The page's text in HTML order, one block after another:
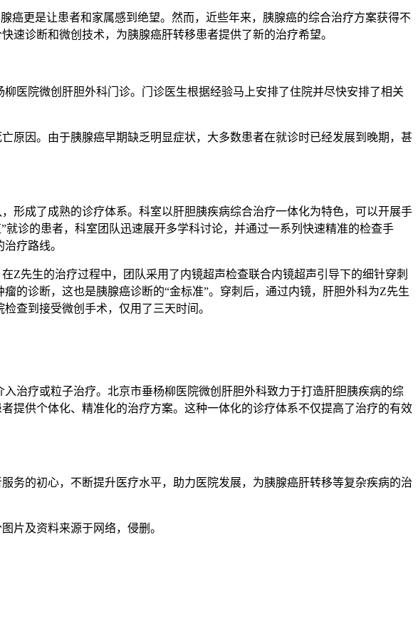
癌更是让患者和家属感到绝望。然而，近些年来，胰腺癌的综合治疗方案获得不
速诊断和微创技术，为胰腺癌肝转移患者提供了新的治疗希望。
医院微创肝胆外科门诊。门诊医生根据经验马上安排了住院并尽快安排了相关
原因。由于胰腺癌早期缺乏明显症状，大多数患者在就诊时已经发展到晚期，甚
形成了成熟的诊疗体系。科室以肝胆胰疾病综合治疗一体化为特色，可以开展手
诊的患者，科室团队迅速展开多学科讨论，并通过一系列快速精准的检查手
疗路线。
Z先生的治疗过程中，团队采用了内镜超声检查联合内镜超声引导下的细针穿刺
的诊断，这也是胰腺癌诊断的“金标准”。穿刺后，通过内镜，肝胆外科为Z先生
查到接受微创手术，仅用了三天时间。
治疗或粒子治疗。北京市垂杨柳医院微创肝胆外科致力于打造肝胆胰疾病的综
提供个体化、精准化的治疗方案。这种一体化的诊疗体系不仅提高了治疗的有效
务的初心，不断提升医疗水平，助力医院发展，为胰腺癌肝转移等复杂疾病的治
片及资料来源于网络，侵删。